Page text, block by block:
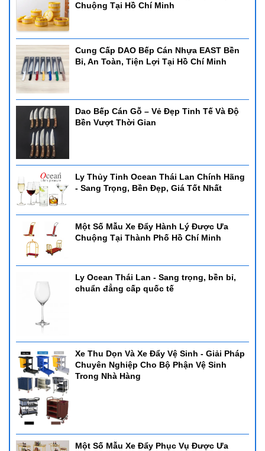
Chuộng Tại Hồ Chí Minh
Cung Cấp DAO Bếp Cán Nhựa EAST Bền
Bỉ, An Toàn, Tiện Lợi Tại Hồ Chí Minh
Dao Bếp Cán Gỗ – Vẻ Đẹp Tinh Tế Và Độ
Bền Vượt Thời Gian
Ly Thủy Tinh Ocean Thái Lan Chính Hãng
- Sang Trọng, Bền Đẹp, Giá Tốt Nhất
Một Số Mẫu Xe Đẩy Hành Lý Được Ưa
Chuộng Tại Thành Phố Hồ Chí Minh
Ly Ocean Thái Lan - Sang trọng, bền bỉ,
chuẩn đẳng cấp quốc tế
Xe Thu Dọn Và Xe Đẩy Vệ Sinh - Giải Pháp
Chuyên Nghiệp Cho Bộ Phận Vệ Sinh
Trong Nhà Hàng
Một Số Mẫu Xe Đẩy Phục Vụ Được Ưa